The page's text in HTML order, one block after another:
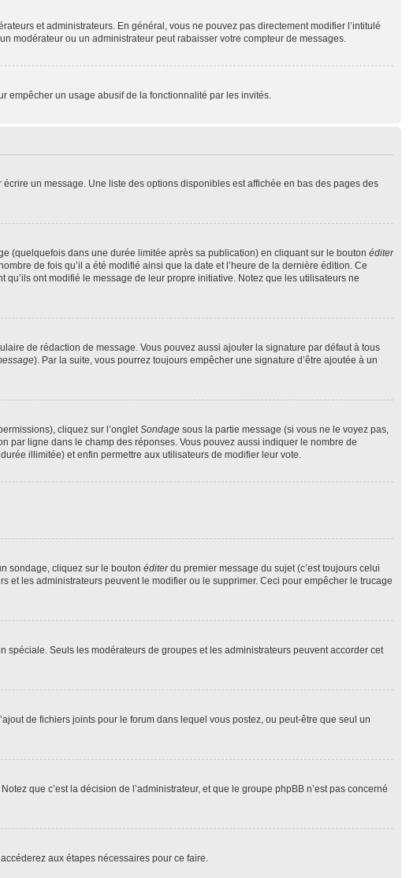
et administrateurs. En général, vous ne pouvez pas directement modifier l’intitulé
modérateur ou un administrateur peut rabaisser votre compteur de messages.
empêcher un usage abusif de la fonctionnalité par les invités.
un message. Une liste des options disponibles est affichée en bas des pages des
(quelquefois dans une durée limitée après sa publication) en cliquant sur le bouton éditer
de fois qu’il a été modifié ainsi que la date et l’heure de la dernière édition. Ce
ont modifié le message de leur propre initiative. Notez que les utilisateurs ne
de rédaction de message. Vous pouvez aussi ajouter la signature par défaut à tous
). Par la suite, vous pourrez toujours empêcher une signature d’être ajoutée à un
cliquez sur l’ongletSondage sous la partie message (si vous ne le voyez pas,
par ligne dans le champ des réponses. Vous pouvez aussi indiquer le nombre de
illimitée) et enfin permettre aux utilisateurs de modifier leur vote.
sondage, cliquez sur le bouton éditerdu premier message du sujet (c’est toujours celui
et les administrateurs peuvent le modifier ou le supprimer. Ceci pour empêcher le trucage
Seuls les modérateurs de groupes et les administrateurs peuvent accorder cet
de fichiers joints pour le forum dans lequel vous postez, ou peut-être que seul un
que c’est la décision de l’administrateur, et que le groupe phpBB n’est pas concerné
aux étapes nécessaires pour ce faire.